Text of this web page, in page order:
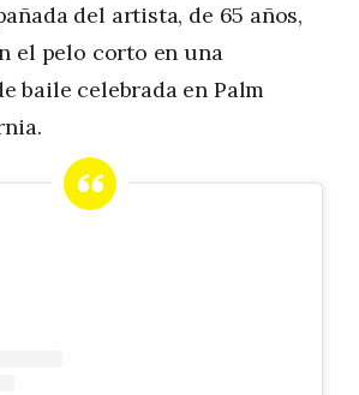
del artista, de 65 años,
el pelo corto en una
baile celebrada en Palm